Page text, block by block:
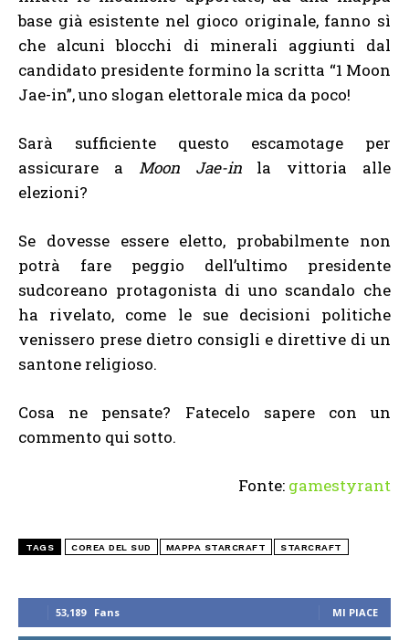
53,189 Fans MI PIACE
base già esistente nel gioco originale, fanno sì
che alcuni blocchi di minerali aggiunti dal
candidato presidente formino la scritta “1 Moon
Jae-in”, uno slogan elettorale mica da poco!
Sarà sufficiente questo escamotage per
assicurare a Moon Jae-inla vittoria alle
elezioni?
Se dovesse essere eletto, probabilmente non
potrà fare peggio dell’ultimo presidente
sudcoreano protagonista di uno scandalo che
ha rivelato, come le sue decisioni politiche
venissero prese dietro consigli e direttive di un
santone religioso.
Cosa ne pensate? Fatecelo sapere con un
commento qui sotto.
Fonte: gamestyrant
TAGS COREA DEL SUD MAPPA STARCRAFT STARCRAFT